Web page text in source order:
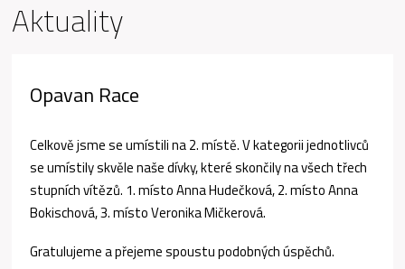
Aktuality
Opavan Race
Celkově jsme se umístili na 2. místě. V kategorii jednotlivců
se umístily skvěle naše dívky, které skončily na všech třech
stupních vítězů. 1. místo Anna Hudečková, 2. místo Anna
Bokischová, 3. místo Veronika Mičkerová.
Gratulujeme a přejeme spoustu podobných úspěchů.